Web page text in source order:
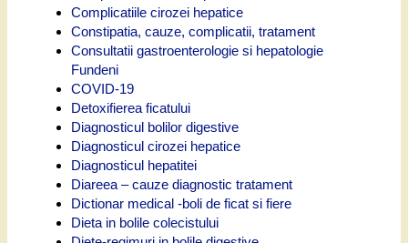
Complicatiile cirozei hepatice
Constipatia, cauze, complicatii, tratament
Consultatii gastroenterologie si hepatologie
Fundeni
COVID-19
Detoxifierea ficatului
Diagnosticul bolilor digestive
Diagnosticul cirozei hepatice
Diagnosticul hepatitei
Diareea – cauze diagnostic tratament
Dictionar medical -boli de ficat si fiere
Dieta in bolile colecistului